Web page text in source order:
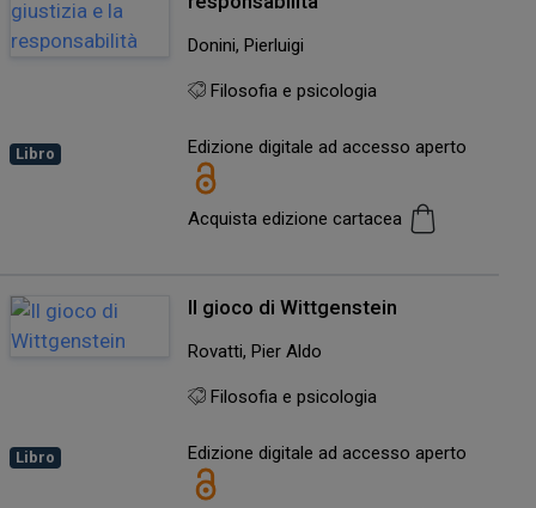
Libro
Donini, Pierluigi
Filosofia e psicologia
Edizione digitale ad accesso aperto
Acquista edizione cartacea
Libro
Il gioco di Wittgenstein
Rovatti, Pier Aldo
Filosofia e psicologia
Edizione digitale ad accesso aperto